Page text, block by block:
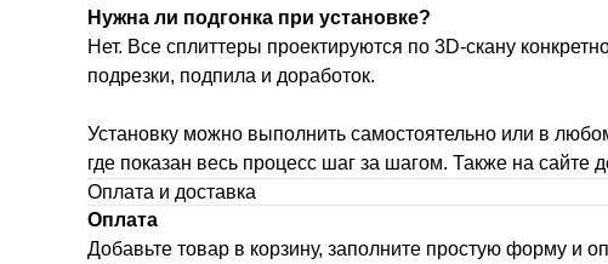
Нужна ли подгонка при установке?
Нет. Все сплиттеры проектируются по 3D-скану
подрезки, подпила и доработок.
Установку можно выполнить самостоятельно или в
где показан весь процесс шаг за шагом. Также на сайте
Оплата и доставка
Оплата
Добавьте товар в корзину, заполните простую форму и